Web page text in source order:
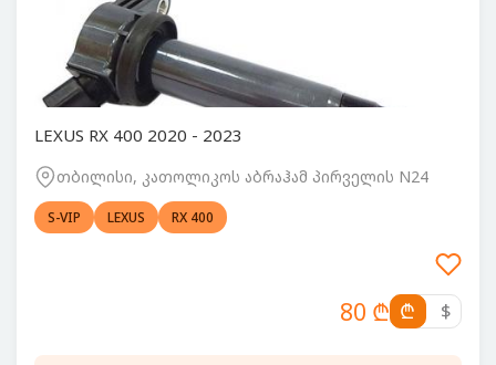
LEXUS RX 400 2020 - 2023
თბილისი, კათოლიკოს აბრაჰამ პირველის N24
S-VIP LEXUS RX 400
80 ₾ ₾ $